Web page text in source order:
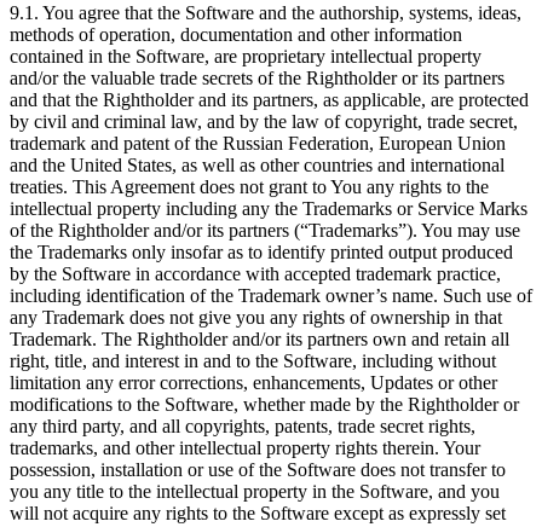
9.1. You agree that the Software and the authorship, systems, ideas,
methods of operation, documentation and other information
contained in the Software, are proprietary intellectual property
and/or the valuable trade secrets of the Rightholder or its partners
and that the Rightholder and its partners, as applicable, are protected
by civil and criminal law, and by the law of copyright, trade secret,
trademark and patent of the Russian Federation, European Union
and the United States, as well as other countries and international
treaties. This Agreement does not grant to You any rights to the
intellectual property including any the Trademarks or Service Marks
of the Rightholder and/or its partners (“Trademarks”). You may use
the Trademarks only insofar as to identify printed output produced
by the Software in accordance with accepted trademark practice,
including identification of the Trademark owner’s name. Such use of
any Trademark does not give you any rights of ownership in that
Trademark. The Rightholder and/or its partners own and retain all
right, title, and interest in and to the Software, including without
limitation any error corrections, enhancements, Updates or other
modifications to the Software, whether made by the Rightholder or
any third party, and all copyrights, patents, trade secret rights,
trademarks, and other intellectual property rights therein. Your
possession, installation or use of the Software does not transfer to
you any title to the intellectual property in the Software, and you
will not acquire any rights to the Software except as expressly set